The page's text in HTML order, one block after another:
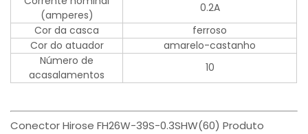
(amperes)
0.2A
Cor da casca
ferroso
Cor do atuador
amarelo-castanho
Número de
acasalamentos
10
Conector Hirose FH26W-39S-0.3SHW(60) Produto